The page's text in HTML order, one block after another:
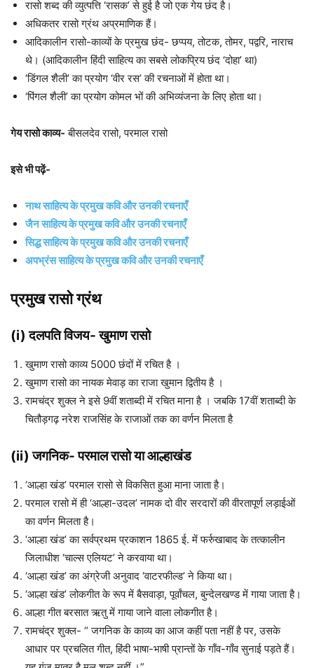
रासो शब्द की व्युत्पत्ति ‘रासक’ से हुई है जो एक गेय छंद है।
अधिकतर रासो ग्रंथ अप्रमाणिक हैं।
आदिकालीन रासो-काव्यों के प्रमुख छंद- छप्पय, तोटक, तोमर, पद्वरि, नाराच
थे। (आदिकालीन हिंदी साहित्य का सबसे लोकप्रिय छंद ‘दोहा’ था)
‘डिंगल शैली’ का प्रयोग ‘वीर रस’ की रचनाओं में होता था।
‘पिंगल शैली’ का प्रयोग कोमल भों की अभिव्यंजना के लिए होता था।
गेय रासो काव्य- बीसलदेव रासो, परमाल रासो
इसे भी पढ़ें-
नाथ साहित्य के प्रमुख कवि और उनकी रचनाएँ
जैन साहित्य के प्रमुख कवि और उनकी रचनाएँ
सिद्ध साहित्य के प्रमुख कवि और उनकी रचनाएँ
अपभ्रंस साहित्य के प्रमुख कवि और उनकी रचनाएँ
प्रमुख रासो ग्रंथ
(i) दलपति विजय- खुमाण रासो
खुमाण रासो काव्य 5000 छंदों में रचित है ।
खुमाण रासो का नायक मेवाड़ का राजा खुमान द्वितीय है ।
रामचंद्र शुक्ल ने इसे 9वीं शताब्दी में रचित माना है । जबकि 17वीं शताब्दी के
चितौड़गढ़ नरेश राजसिंह के राजाओं तक का वर्णन मिलता है
(ii) जगनिक- परमाल रासो या आल्हाखंड
‘आल्हा खंड’ परमाल रासो से विकसित हुआ माना जाता है।
परमाल रासो में ही ‘आल्हा-उदल’ नामक दो वीर सरदारों की वीरतापूर्ण लड़ाईओं
का वर्णन मिलता है।
‘आल्हा खंड’ का सर्वप्रथम प्रकाशन 1865 ई. में फर्रुखाबाद के तत्कालीन
जिलाधीश ‘चाल्स एलियट’ ने करवाया था।
‘आल्हा खंड’ का अंग्रेजी अनुवाद ‘वाटरफील्ड’ ने किया था।
‘आल्हा खंड’ लोकगीत के रूप में बैसवाड़ा, पूर्वांचल, बुन्देलखण्ड में गाया जाता है।
आल्हा गीत बरसात ऋतु में गाया जाने वाला लोकगीत है।
रामचंद्र शुक्ल- “ जगनिक के काव्य का आज कहीं पता नहीं है पर, उसके
आधार पर प्रचलित गीत, हिंदी भाषा-भाषी प्रान्तों के गाँव-गाँव सुनाई पड़ते हैं।